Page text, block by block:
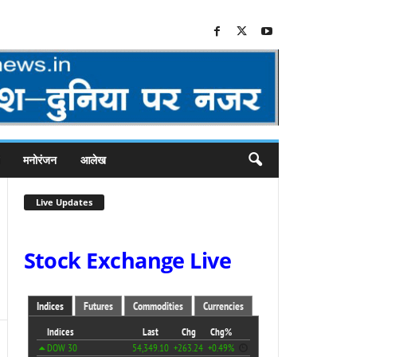
मनोरंजन आलेख
Live Updates
Stock Exchange Live